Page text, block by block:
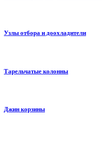
Узлы отбора и доохладители
Тарельчатые колонны
Джин корзины